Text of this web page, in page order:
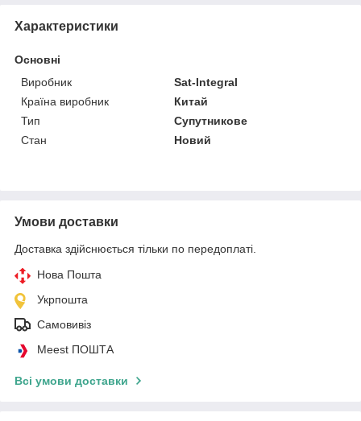
Характеристики
Основні
Виробник
Sat-Integral
Країна виробник
Китай
Тип
Супутникове
Стан
Новий
Умови доставки
Доставка здійснюється тільки по передоплаті.
Нова Пошта
Укрпошта
Самовивіз
Meest ПОШТА
Всі умови доставки